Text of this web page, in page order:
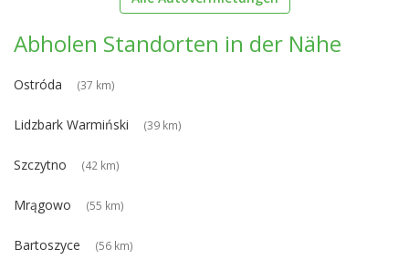
Abholen Standorten in der Nähe
Ostróda (37 km)
Lidzbark Warmiński (39 km)
Szczytno (42 km)
Mrągowo (55 km)
Bartoszyce (56 km)